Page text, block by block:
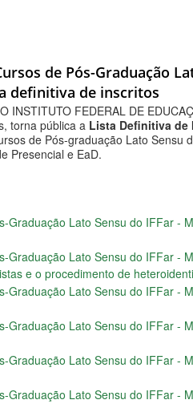
de Pós-Graduação
definitiva de inscritos
INSTITUTO FEDERAL DE
torna pública a Lista Definitiva de
de Pós-graduação Lato Sensu
Presencial e EaD.
Graduação Lato Sensu do IFFar -
Graduação Lato Sensu do IFFar -
e o procedimento de
Graduação Lato Sensu do IFFar -
Graduação Lato Sensu do IFFar -
Graduação Lato Sensu do IFFar -
Graduação Lato Sensu do IFFar -